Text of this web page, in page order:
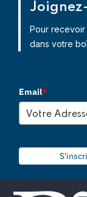
Pour recevoir
dans votre
Email*